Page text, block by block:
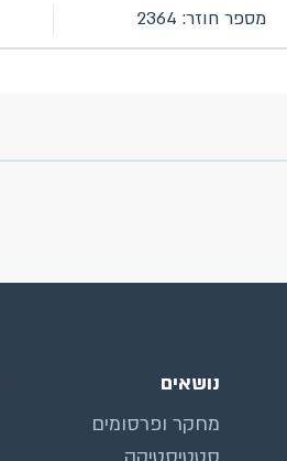
מספר חוזר: 2364
נושאים
מחקר ופרסומים